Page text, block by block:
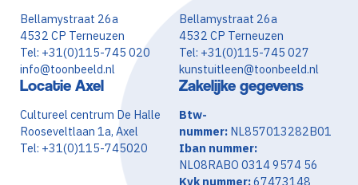
Bellamystraat 26a
4532 CP Terneuzen
Tel: +31(0)115-745 020
info@toonbeeld.nl
Bellamystraat 26a
4532 CP Terneuzen
Tel: +31(0)115-745 027
kunstuitleen@toonbeeld.nl
Locatie Axel
Cultureel centrum De Halle
Rooseveltlaan 1a, Axel
Tel: +31(0)115-745020
Zakelijke gegevens
Btw-
nummer: NL857013282B01
Iban nummer:
NL08RABO 0314 9574 56
Kvk nummer:67473148